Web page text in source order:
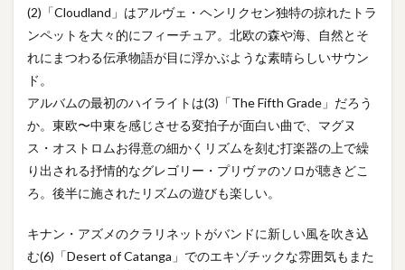
(2)「Cloudland」はアルヴェ・ヘンリクセン独特の掠れたトラ
ンペットを大々的にフィーチュア。北欧の森や海、自然とそ
れにまつわる伝承物語が目に浮かぶような素晴らしいサウン
ド。
アルバムの最初のハイライトは(3)「The Fifth Grade」だろう
か。東欧〜中東を感じさせる変拍子が面白い曲で、マグヌ
ス・オストロムお得意の細かくリズムを刻む打楽器の上で繰
り出される抒情的なグレゴリー・プリヴァのソロが聴きどこ
ろ。後半に施されたリズムの遊びも楽しい。
キナン・アズメのクラリネットがバンドに新しい風を吹き込
む(6)「Desert of Catanga」でのエキゾチックな雰囲気もまた